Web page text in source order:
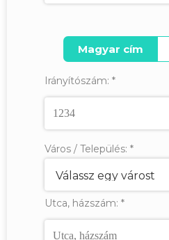
Magyar cím
Irányítószám: *
Város / Település: *
Utca, házszám: *